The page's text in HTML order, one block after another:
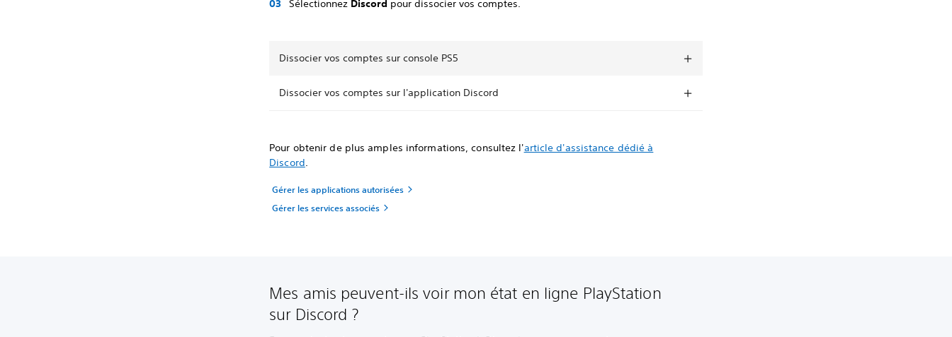
Sélectionnez Discord pour dissocier vos comptes.
Dissocier vos comptes sur console PS5
Dissocier vos comptes sur l'application Discord
Pour obtenir de plus amples informations, consultez l'article d'assistance dédié à
Discord.
Gérer les applications autorisées
Gérer les services associés
Mes amis peuvent-ils voir mon état en ligne PlayStation
sur Discord ?